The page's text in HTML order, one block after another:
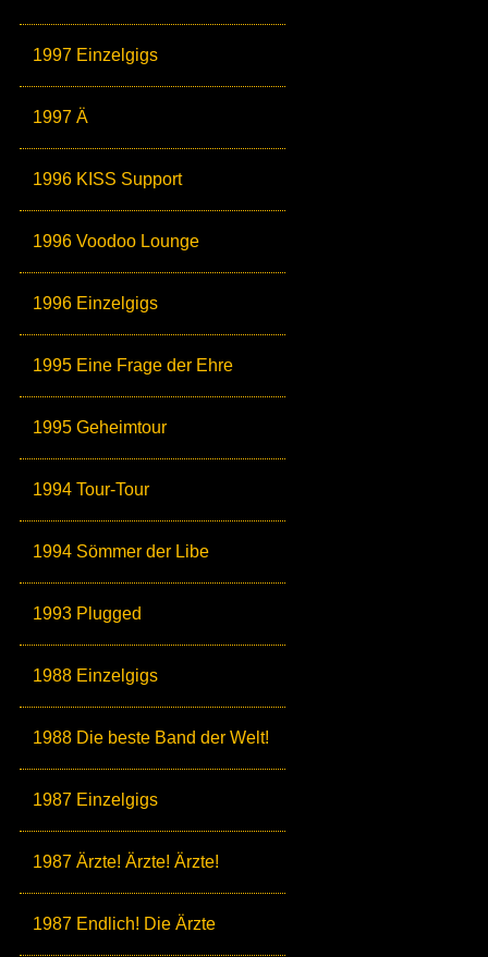
1997 Einzelgigs
1997 Ä
1996 KISS Support
1996 Voodoo Lounge
1996 Einzelgigs
1995 Eine Frage der Ehre
1995 Geheimtour
1994 Tour-Tour
1994 Sömmer der Libe
1993 Plugged
1988 Einzelgigs
1988 Die beste Band der Welt!
1987 Einzelgigs
1987 Ärzte! Ärzte! Ärzte!
1987 Endlich! Die Ärzte